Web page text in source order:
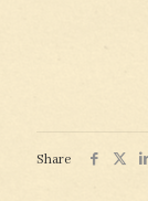
Share